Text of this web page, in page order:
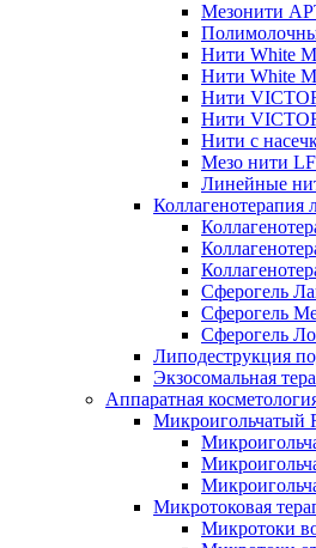
Мезонити
Нити White
Нити White
Нити
Нити
Нити с
Мезо нити
Линейные
Коллагенотерапия
Сферогель
Сферогель
Сферогель
Липодеструкция
Экзосомальная
Аппаратная
Микроигольчатый
Микротоковая
Микротоки